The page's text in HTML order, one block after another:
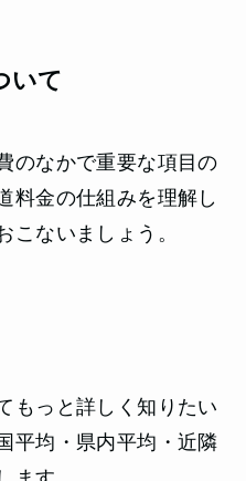
いて
のなかで重要な項目の
料金の仕組みを理解し
こないましょう。
もっと詳しく知りたい
平均・県内平均・近隣